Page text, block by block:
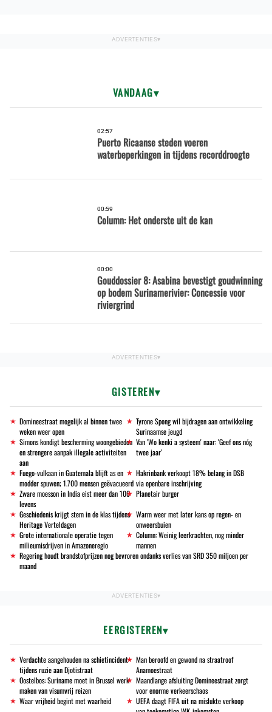
VANDAAG
02:57
Puerto Ricaanse steden voeren
waterbeperkingen in tijdens recorddroogte
00:59
Column: Het onderste uit de kan
00:00
Gouddossier 8: Asabina bevestigt goudwinning
op bodem Surinamerivier: Concessie voor
riviergrind
GISTEREN
Domineestraat mogelijk al binnen twee
weken weer open
Tyrone Spong wil bijdragen aan ontwikkeling
Surinaamse jeugd
Simons kondigt bescherming woongebieden
en strengere aanpak illegale activiteiten
aan
Van 'Wo kenki a systeem' naar: 'Geef ons nóg
twee jaar'
Fuego-vulkaan in Guatemala blijft as en
modder spuwen; 1.700 mensen geëvacueerd
Hakrinbank verkoopt 18% belang in DSB
via openbare inschrijving
Zware moesson in India eist meer dan 100
levens
Planetair burger
Geschiedenis krijgt stem in de klas tijdens
Heritage Verteldagen
Warm weer met later kans op regen- en
onweersbuien
Grote internationale operatie tegen
milieumisdrijven in Amazoneregio
Column: Weinig leerkrachten, nog minder
mannen
Regering houdt brandstofprijzen nog bevroren ondanks verlies van SRD 350 miljoen per
maand
EERGISTEREN
Verdachte aangehouden na schietincident
tijdens ruzie aan Djotistraat
Man beroofd en gewond na straatroof
Anamoestraat
Oostelbos: Suriname moet in Brussel werk
maken van visumvrij reizen
Maandlange afsluiting Domineestraat zorgt
voor enorme verkeerschaos
Waar vrijheid begint met waarheid
UEFA daagt FIFA uit na mislukte verkoop